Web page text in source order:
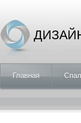
Главная